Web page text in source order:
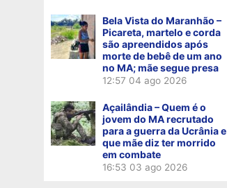
Bela Vista do Maranhão –
Picareta, martelo e corda
são apreendidos após
morte de bebê de um ano
no MA; mãe segue presa
12:57 04 ago 2026
Açailândia – Quem é o
jovem do MA recrutado
para a guerra da Ucrânia e
que mãe diz ter morrido
em combate
16:53 03 ago 2026